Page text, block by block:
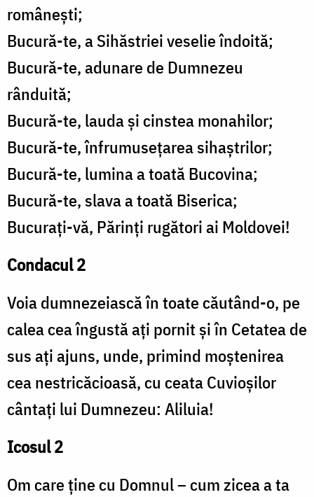
românești;
Bucură-te, a Sihăstriei veselie îndoită;
Bucură-te, adunare de Dumnezeu
rânduită;
Bucură-te, lauda și cinstea monahilor;
Bucură-te, înfrumusețarea sihaștrilor;
Bucură-te, lumina a toată Bucovina;
Bucură-te, slava a toată Biserica;
Bucurați-vă, Părinți rugători ai Moldovei!
Condacul 2
Voia dumnezeiască în toate căutând-o, pe
calea cea îngustă ați pornit și în Cetatea de
sus ați ajuns, unde, primind moștenirea
cea nestricăcioasă, cu ceata Cuvioșilor
cântați lui Dumnezeu: Aliluia!
Icosul 2
Om care ține cu Domnul – cum zicea a ta